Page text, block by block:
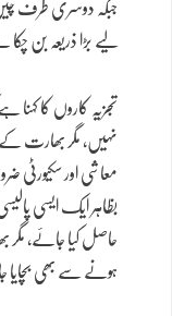
جبکہ دوسری طرف چین
لیے بڑا ذریعہ بن چکا
تجزیہ کاروں کا کہنا
نہیں، مگر بھارت کے
معاشی اور سکیورٹی
بظاہر ایک ایسی
حاصل کیا جائے، مگر
ہونے سے بھی بچایا